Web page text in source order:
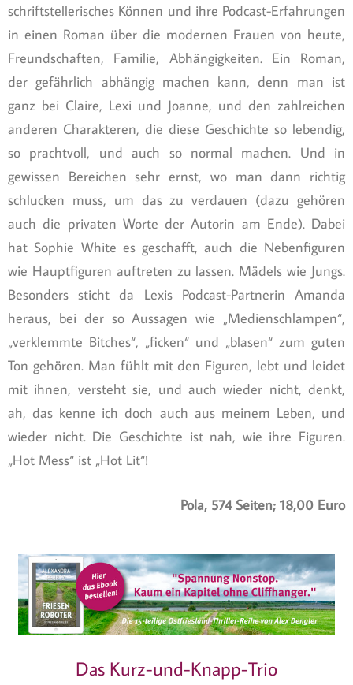
schriftstellerisches Können und ihre Podcast-Erfahrungen
in einen Roman über die modernen Frauen von heute,
Freundschaften, Familie, Abhängigkeiten. Ein Roman,
der gefährlich abhängig machen kann, denn man ist
ganz bei Claire, Lexi und Joanne, und den zahlreichen
anderen Charakteren, die diese Geschichte so lebendig,
so prachtvoll, und auch so normal machen. Und in
gewissen Bereichen sehr ernst, wo man dann richtig
schlucken muss, um das zu verdauen (dazu gehören
auch die privaten Worte der Autorin am Ende). Dabei
hat Sophie White es geschafft, auch die Nebenfiguren
wie Hauptfiguren auftreten zu lassen. Mädels wie Jungs.
Besonders sticht da Lexis Podcast-Partnerin Amanda
heraus, bei der so Aussagen wie „Medienschlampen“,
„verklemmte Bitches“, „ficken“ und „blasen“ zum guten
Ton gehören. Man fühlt mit den Figuren, lebt und leidet
mit ihnen, versteht sie, und auch wieder nicht, denkt,
ah, das kenne ich doch auch aus meinem Leben, und
wieder nicht. Die Geschichte ist nah, wie ihre Figuren.
„Hot Mess“ ist „Hot Lit“!
Pola, 574 Seiten; 18,00 Euro
Das Kurz-und-Knapp-Trio